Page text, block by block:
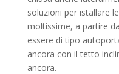
soluzioni per istallare le
moltissime, a partire
essere di tipo
ancora con il tetto
ancora.